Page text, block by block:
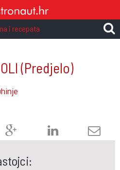
i recepata
(Predjelo)